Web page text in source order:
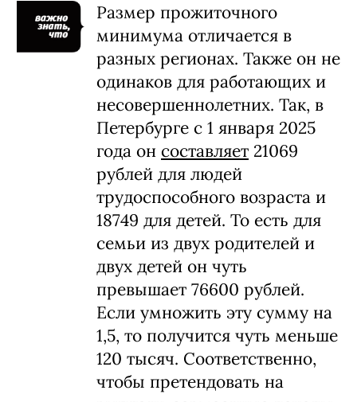
Размер прожиточного
минимума отличается в
разных регионах. Также он не
одинаков для работающих и
несовершеннолетних. Так, в
Петербурге с 1 января 2025
года он составляет 21069
рублей для людей
трудоспособного возраста и
18749 для детей. То есть для
семьи из двух родителей и
двух детей он чуть
превышает 76600 рублей.
Если умножить эту сумму на
1,5, то получится чуть меньше
120 тысяч. Соответственно,
чтобы претендовать на